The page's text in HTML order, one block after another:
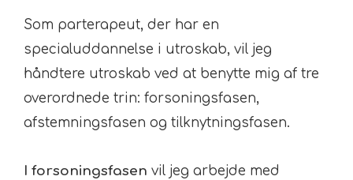
Som parterapeut, der har en
specialuddannelse i utroskab, vil jeg
håndtere utroskab ved at benytte mig af tre
overordnede trin: forsoningsfasen,
afstemningsfasen og tilknytningsfasen.
I forsoningsfasen vil jeg arbejde med